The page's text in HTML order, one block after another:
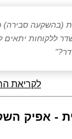
(בהשקעה סבירה)
ללקוחות יתאים
לקריאת
- אפיק